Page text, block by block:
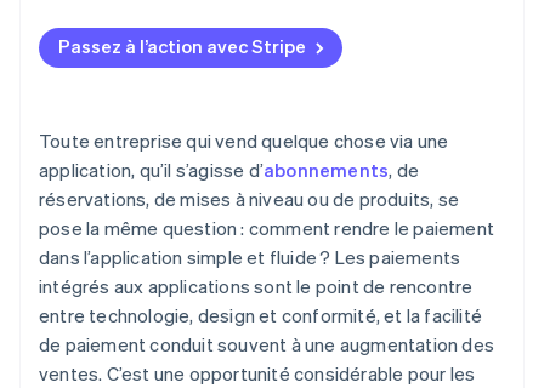
4. Tester, puis mettre en production
Exigences des stores d’applications
Complexité de l’intégration
Passez à l’action avec Stripe
Toute entreprise qui vend quelque chose via une
application, qu’il s’agisse d’abonnements, de
réservations, de mises à niveau ou de produits, se
pose la même question : comment rendre le paiement
dans l’application simple et fluide ? Les paiements
intégrés aux applications sont le point de rencontre
entre technologie, design et conformité, et la facilité
de paiement conduit souvent à une augmentation des
ventes. C’est une opportunité considérable pour les